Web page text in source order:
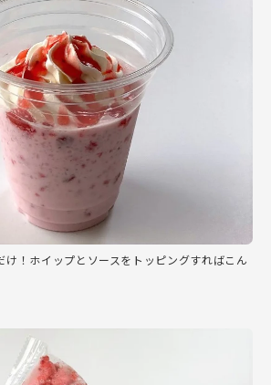
け！ホイップとソースをトッピングすればこん